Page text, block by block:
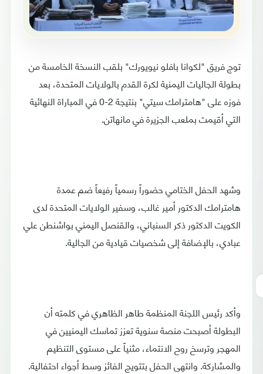
توج فريق "لكوانا بافلو نيويورك" بلقب النسخة الخامسة من
بطولة الجاليات اليمنية لكرة القدم بالولايات المتحدة، بعد
فوزه على "هامترامك سيتي" بنتيجة 2-0 في المباراة النهائية
التي أقيمت بملعب الجزيرة في مانهاتن.
وشهد الحفل الختامي حضوراً رسمياً رفيعاً ضم عمدة
هامترامك الدكتور أمير غالب، وسفير الولايات المتحدة لدى
الكويت الدكتور ذكر السنباني، والقنصل اليمني بواشنطن علي
عبادي، بالإضافة إلى شخصيات قيادية من الجالية.
وأكد رئيس اللجنة المنظمة طاهر الظاهري في كلمته أن
البطولة أصبحت منصة سنوية تعزز تماسك اليمنيين في
المهجر وترسخ روح الانتماء، مثنياً على مستوى التنظيم
والمشاركة. وانتهى الحفل بتتويج الفائز وسط أجواء احتفالية.